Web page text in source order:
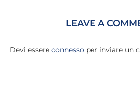
LEAVE A
Devi essere connesso per inviare un